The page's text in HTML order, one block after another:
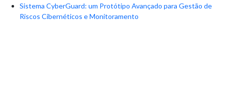
Sistema CyberGuard: um Protótipo Avançado para Gestão de
Riscos Cibernéticos e Monitoramento